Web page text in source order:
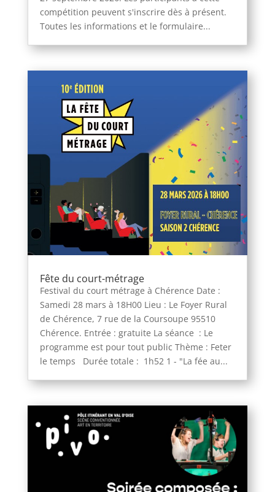
compétition peuvent s'inscrire dès à présent.
Toutes les informations et le formulaire...
Fête du court-métrage
Festival du court métrage à Chérence Date :
Samedi 28 mars à 18H00 Lieu : Le Foyer Rural
de Chérence, 7 rue de la Coursoupe 95510
Chérence. Entrée : gratuite La séance : Le
programme est pour tout public Thème : Feter
le temps Durée totale : 1h52 1 - "La fée au...